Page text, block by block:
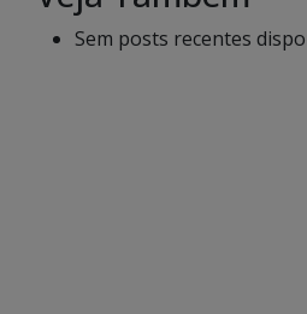
Sem posts recentes